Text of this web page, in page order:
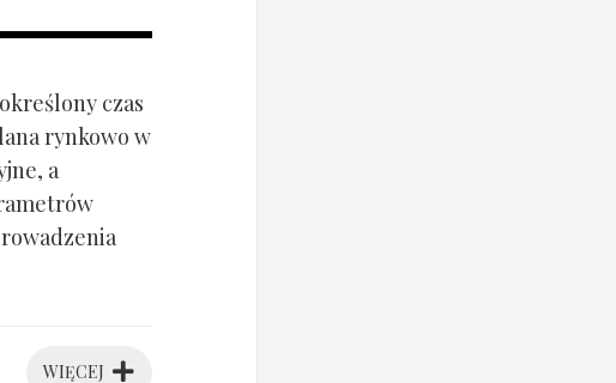
czas
rynkowo w
a
WIĘCEJ